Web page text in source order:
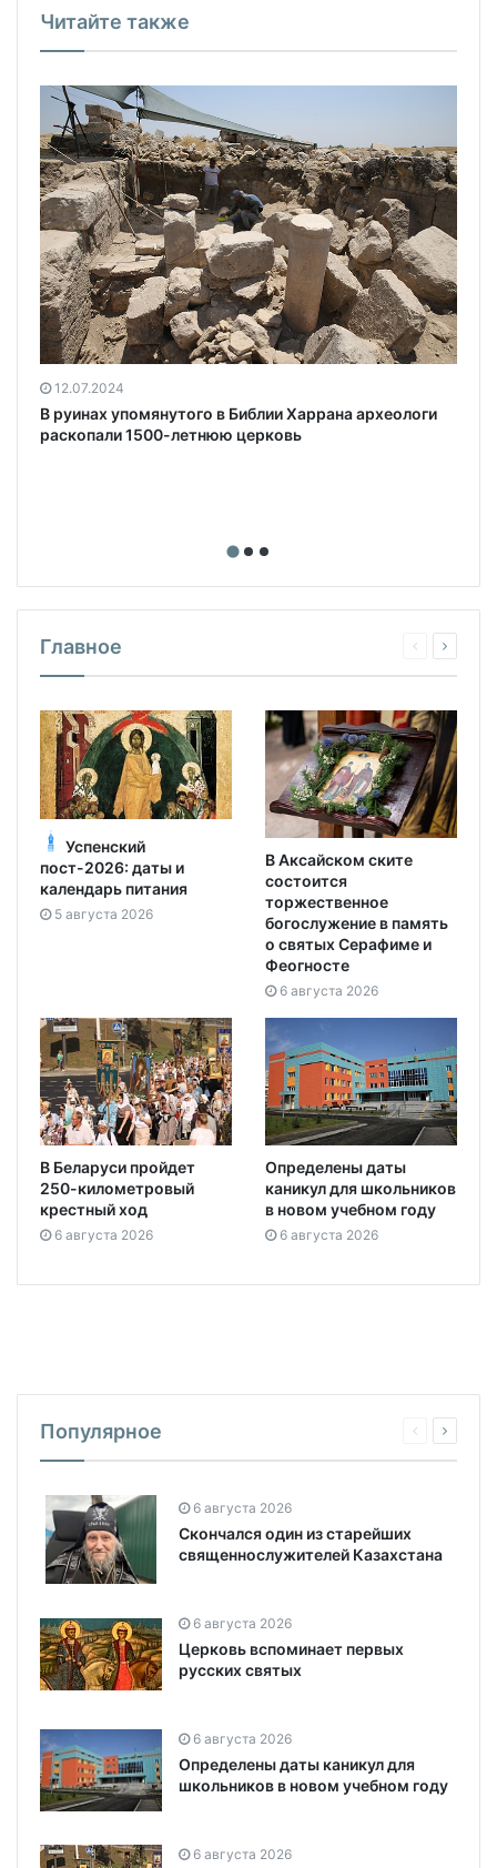
Читайте также
12.07.2024
В руинах упомянутого в Библии Харрана археологи
раскопали 1500-летнюю церковь
Главное
Успенский
пост-2026: даты и
календарь питания
5 августа 2026
В Аксайском ските
состоится
торжественное
богослужение в память
о святых Серафиме и
Феогносте
6 августа 2026
В Беларуси пройдет
250-километровый
крестный ход
6 августа 2026
Определены даты
каникул для школьников
в новом учебном году
6 августа 2026
Популярное
6 августа 2026
Скончался один из старейших
священнослужителей Казахстана
6 августа 2026
Церковь вспоминает первых
русских святых
6 августа 2026
Определены даты каникул для
школьников в новом учебном году
6 августа 2026